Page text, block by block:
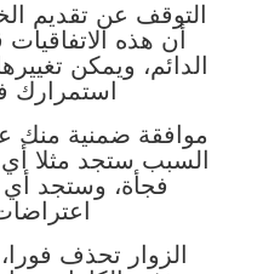
التوقف عن تقديم
أن هذه الاتفاقيات
الدائم، ويمكن
استمرارك
موافقة ضمنية منك
السبب ستجد مثلا
فجأة، وستجد أي
الزوار تحذف